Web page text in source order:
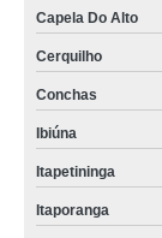
Capela Do Alto
Cerquilho
Conchas
Ibiúna
Itapetininga
Itaporanga